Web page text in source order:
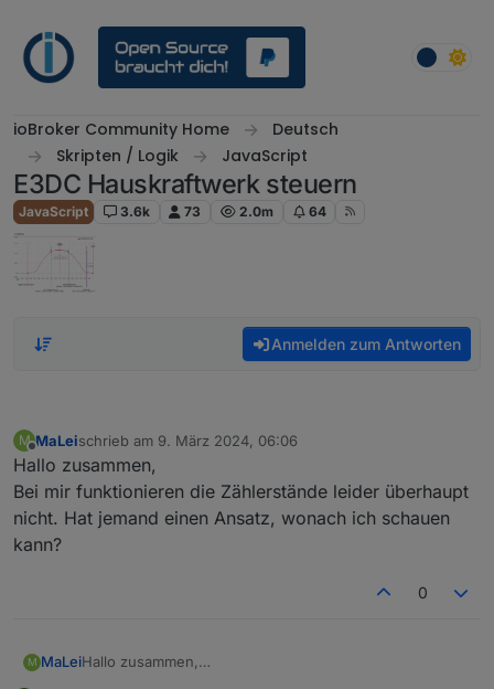
ioBroker Community Home
Deutsch
Skripten / Logik
JavaScript
E3DC Hauskraftwerk steuern
JavaScript 3.6k 73 2.0m 64
Anmelden zum Antworten
M
Offline
MaLeischrieb am 9. März 2024, 06:06
zuletzt editiert von
Hallo zusammen,
Bei mir funktionieren die Zählerstände leider überhaupt
nicht. Hat jemand einen Ansatz, wonach ich schauen
kann?
0
M MaLeiHallo zusammen,